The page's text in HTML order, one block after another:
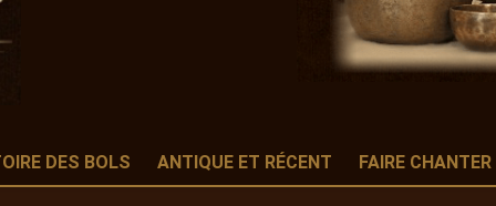
DES BOLS ANTIQUE ET RÉCENT FAIRE